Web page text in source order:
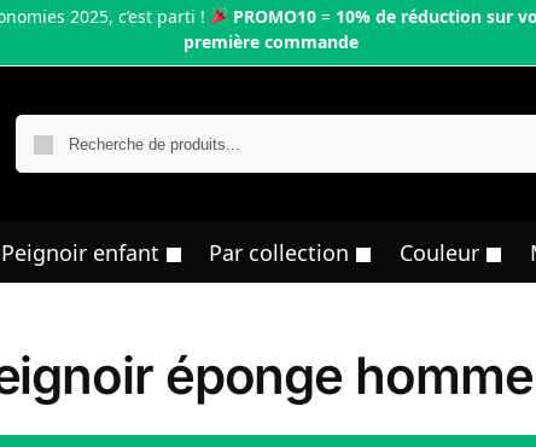
2025, c’est parti ! PROMO10 = 10% de réduction sur
première commande
Peignoir enfant Par collection Couleur
éponge homme